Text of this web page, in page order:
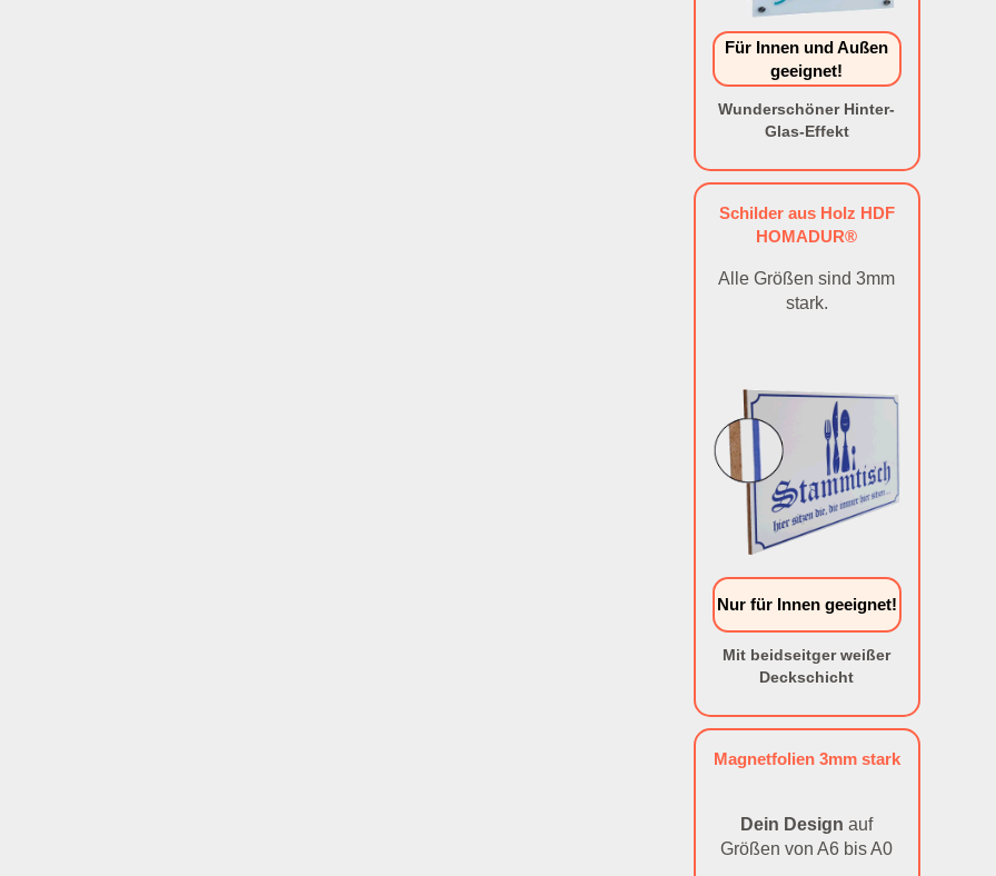
Für Innen und Außen
geeignet!
Wunderschöner Hinter-
Glas-Effekt
Schilder aus Holz HDF
HOMADUR®
Alle Größen sind 3mm
stark.
Nur für Innen geeignet!
Mit beidseitger weißer
Deckschicht
Magnetfolien 3mm stark
Dein Design auf
Größen von A6 bis A0